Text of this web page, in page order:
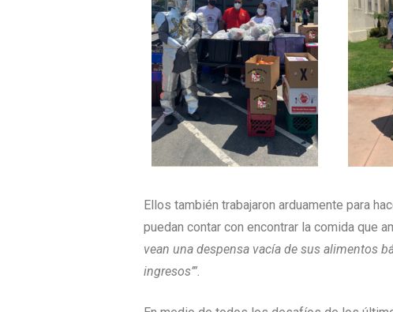
Ellos también trabajaron arduamente para
puedan contar con encontrar la comida que
vean una despensa vacía de sus alimentos
ingresos’”.